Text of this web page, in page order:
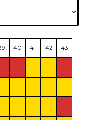
40 41 42 43